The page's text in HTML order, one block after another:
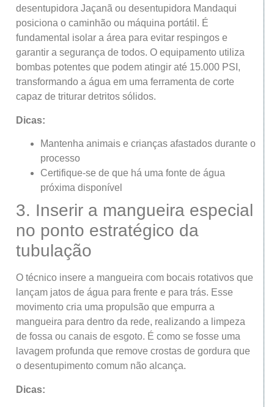
desentupidora Jaçanã ou desentupidora Mandaqui
posiciona o caminhão ou máquina portátil. É
fundamental isolar a área para evitar respingos e
garantir a segurança de todos. O equipamento utiliza
bombas potentes que podem atingir até 15.000 PSI,
transformando a água em uma ferramenta de corte
capaz de triturar detritos sólidos.
Dicas:
Mantenha animais e crianças afastados durante o
processo
Certifique-se de que há uma fonte de água
próxima disponível
3. Inserir a mangueira especial
no ponto estratégico da
tubulação
O técnico insere a mangueira com bocais rotativos que
lançam jatos de água para frente e para trás. Esse
movimento cria uma propulsão que empurra a
mangueira para dentro da rede, realizando a limpeza
de fossa ou canais de esgoto. É como se fosse uma
lavagem profunda que remove crostas de gordura que
o desentupimento comum não alcança.
Dicas: